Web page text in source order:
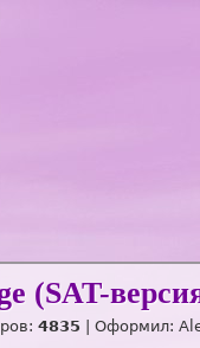
(SAT-
4835 | Оформил: